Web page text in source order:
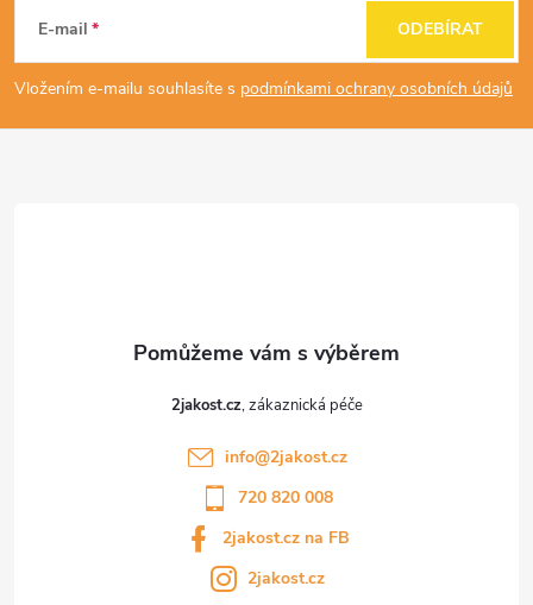
p
a
E-mail
Vložením e-mailu souhlasíte s podmínkami ochrany osobních údajů
ODEBÍRAT
2jakost.cz
info@2jakost.cz
720 820 008
2jakost.cz na FB
2jakost.cz